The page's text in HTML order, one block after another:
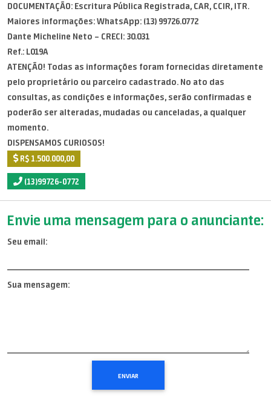
DOCUMENTAÇÃO: Escritura Pública Registrada, CAR, CCIR, ITR.
Maiores informações: WhatsApp: (13) 99726.0772
Dante Micheline Neto – CRECI: 30.031
Ref.: L019A
ATENÇÃO! Todas as informações foram fornecidas diretamente
pelo proprietário ou parceiro cadastrado. No ato das
consultas, as condições e informações, serão confirmadas e
poderão ser alteradas, mudadas ou canceladas, a qualquer
momento.
DISPENSAMOS CURIOSOS!
R$ 1.500.000,00
(13)99726-0772
Envie uma mensagem para o anunciante:
Seu email:
Sua mensagem: